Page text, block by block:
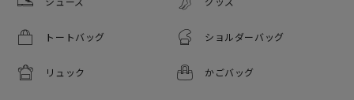
トートバッグ ショルダーバッグ
リュック かごバッグ